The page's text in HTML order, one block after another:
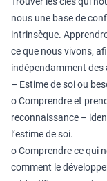
nous une base de
intrinsèque.
ce que nous vivons,
indépendamment des
– Estime de soi ou
o Comprendre et
reconnaissance –
l’estime de soi.
o Comprendre ce qui
comment le